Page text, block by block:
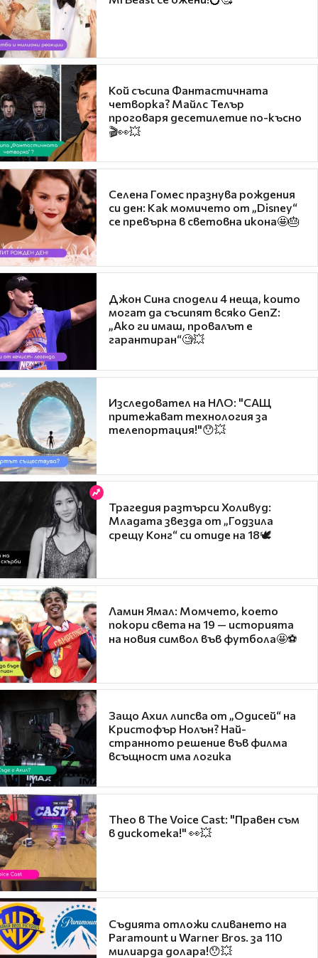
Кой съсипа Фантастичната
четворка? Майлс Телър
проговаря десетилетие по-късно
🎬👀💥
Селена Гомес празнува рождения
си ден: Как момичето от „Disney“
се превърна в световна икона🤩🎂
Джон Сина сподели 4 неща, които
могат да съсипят всяко GenZ:
„Ако ги имаш, провалът е
гарантиран“🧐💥
Изследовател на НЛО: "САЩ
притежават технология за
телепортация!"😯💥
Трагедия разтърси Холивуд:
Младата звезда от „Годзила
срещу Конг“ си отиде на 18🕊️
Ламин Ямал: Момчето, което
покори света на 19 — историята
на новия символ във футбола🤩⚽
Защо Ахил липсва от „Одисей“ на
Кристофър Нолън? Най-
странното решение във филма
всъщност има логика
Theo в The Voice Cast: "Правен съм
в дискотека!" 👀💥
Съдията отложи сливането на
Paramount и Warner Bros. за 110
милиарда долара!😯💥